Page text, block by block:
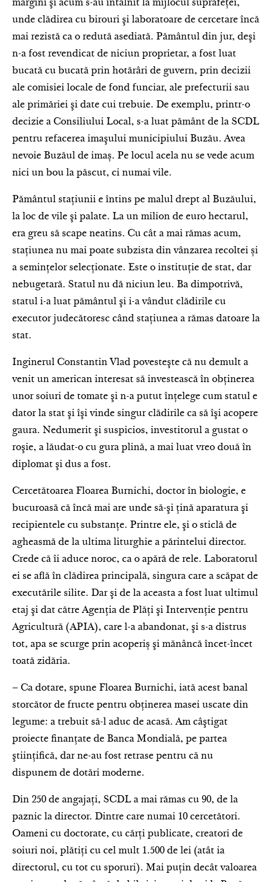
margini şi acum s-au întâlnit la mijlocul suprafeţei,
unde clădirea cu birouri şi laboratoare de cercetare încă
mai rezistă ca o redută asediată. Pământul din jur, deşi
n-a fost revendicat de niciun proprietar, a fost luat
bucată cu bucată prin hotărâri de guvern, prin decizii
ale comisiei locale de fond funciar, ale prefecturii sau
ale primăriei şi date cui trebuie. De exemplu, printr-o
decizie a Con­siliului Local, s-a luat pământ de la SCDL
pentru refacerea imaşului municipiului Buzău. Avea
nevoie Buzăul de imaș. Pe locul acela nu se vede acum
nici un bou la păscut, ci numai vile.
Pământul staţiunii e întins pe malul drept al Buzăului,
la loc de vile şi palate. La un milion de euro hectarul,
era greu să scape neatins. Cu cât a mai rămas acum,
staţiunea nu mai poate subzista din vânzarea recoltei și
a semințelor selecționate. Este o instituţie de stat, dar
nebugetară. Statul nu dă niciun leu. Ba dimpotrivă,
statul i-a luat pământul şi i-a vândut clădirile cu
executor judecă­toresc când staţiunea a rămas datoare la
stat.
Inginerul Constantin Vlad povesteşte că nu demult a
venit un american interesat să inve­stească în obţinerea
unor soiuri de tomate şi n-a putut înţelege cum statul e
dator la stat şi îşi vinde singur clădirile ca să îşi acopere
gaura. Nedumerit şi suspicios, investitorul a gustat o
roşie, a lăudat-o cu gura plină, a mai luat vreo două în
diplomat şi dus a fost.
Cercetătoarea Floarea Burnichi, doctor în biologie, e
bucuroasă că încă mai are unde să-şi ţină aparatura şi
recipientele cu substanţe. Printre ele, şi o sticlă de
agheasmă de la ultima liturghie a părintelui director.
Crede că îi aduce noroc, ca o apără de rele. Laboratorul
ei se află în clădirea principală, singura care a scăpat de
executările silite. Dar şi de la aceasta a fost luat ultimul
etaj şi dat către Agenţia de Plăţi şi Intervenţie pentru
Agricultură (APIA), care l-a abandonat, şi s-a distrus
tot, apa se scurge prin acoperiș şi mănâncă încet-încet
toată zidăria.
– Ca dotare, spune Floarea Burnichi, iată acest banal
storcător de fructe pentru obţinerea masei uscate din
legume: a trebuit să-l aduc de acasă. Am câştigat
proiecte finanţate de Banca Mondială, pe partea
ştiinţifică, dar ne-au fost retrase pentru că nu
dispunem de dotări moderne.
Din 250 de angajaţi, SCDL a mai rămas cu 90, de la
paznic la director. Dintre care numai 10 cercetători.
Oameni cu doctorate, cu cărţi publicate, creatori de
soiuri noi, plătiţi cu cel mult 1.500 de lei (atât ia
directorul, cu tot cu sporuri). Mai puţin decât valoarea